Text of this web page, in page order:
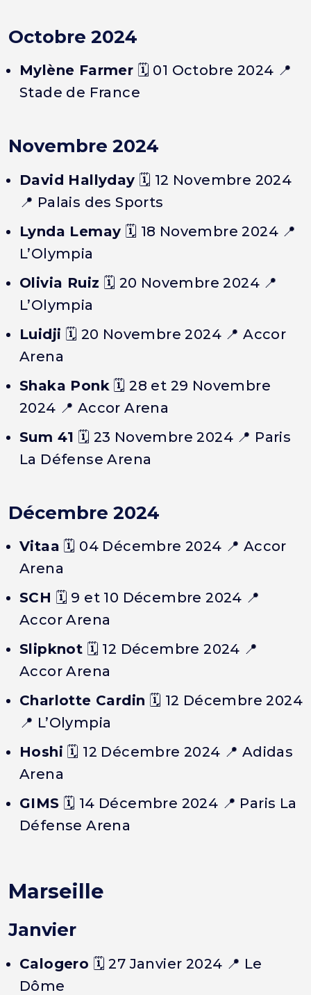
Octobre 2024
Mylène Farmer 🗓️ 01 Octobre 2024 📍
Stade de France
Novembre 2024
David Hallyday 🗓️ 12 Novembre 2024
📍 Palais des Sports
Lynda Lemay 🗓️ 18 Novembre 2024 📍
L’Olympia
Olivia Ruiz 🗓️ 20 Novembre 2024 📍
L’Olympia
Luidji 🗓️ 20 Novembre 2024 📍 Accor
Arena
Shaka Ponk 🗓️28 et 29 Novembre
2024 📍 Accor Arena
Sum 41 🗓️ 23 Novembre 2024 📍 Paris
La Défense Arena
Décembre 2024
Vitaa 🗓️ 04 Décembre 2024 📍 Accor
Arena
SCH 🗓️ 9 et 10 Décembre 2024 📍
Accor Arena
Slipknot 🗓️ 12 Décembre 2024 📍
Accor Arena
Charlotte Cardin 🗓️ 12 Décembre 2024
📍 L’Olympia
Hoshi 🗓️ 12 Décembre 2024 📍 Adidas
Arena
GIMS 🗓️ 14 Décembre 2024 📍 Paris La
Défense Arena
Marseille
Janvier
Calogero 🗓️ 27 Janvier 2024 📍 Le
Dôme